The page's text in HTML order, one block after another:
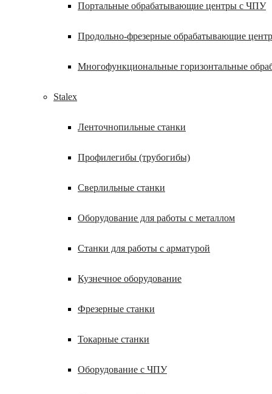
Портальные обрабатывающие центры с ЧПУ
Продольно-фрезерные обрабатывающие
Многофункциональные горизонтальные
Stalex
Ленточнопильные станки
Профилегибы (трубогибы)
Сверлильные станки
Оборудование для работы с металлом
Станки для работы с арматурой
Кузнечное оборудование
Фрезерные станки
Токарные станки
Оборудование с ЧПУ